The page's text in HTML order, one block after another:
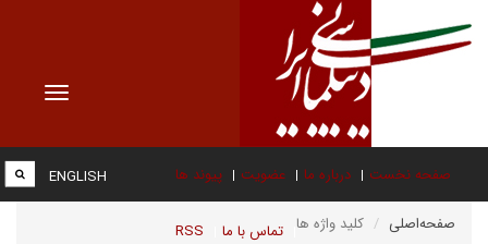
Toggle
صفحه نخست درباره ما عضویت پیوند ها
تماس با ما RSS
ENGLISH
صفحه‌اصلی کلید واژه ها